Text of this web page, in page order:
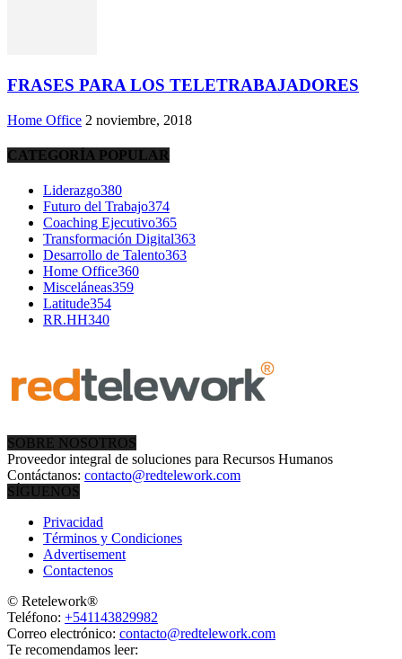
FRASES PARA LOS TELETRABAJADORES
Home Office 2 noviembre, 2018
CATEGORÍA POPULAR
Liderazgo380
Futuro del Trabajo374
Coaching Ejecutivo365
Transformación Digital363
Desarrollo de Talento363
Home Office360
Misceláneas359
Latitude354
RR.HH340
SOBRE NOSOTROS
Proveedor integral de soluciones para Recursos Humanos
Contáctanos: contacto@redtelework.com
SÍGUENOS
Privacidad
Términos y Condiciones
Advertisement
Contactenos
© Retelework®
Teléfono: +541143829982
Correo electrónico: contacto@redtelework.com
Te recomendamos leer: